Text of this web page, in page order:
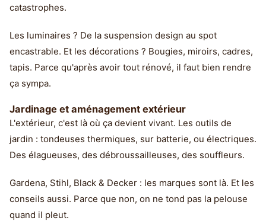
catastrophes.
Les luminaires ? De la suspension design au spot
encastrable. Et les décorations ? Bougies, miroirs, cadres,
tapis. Parce qu'après avoir tout rénové, il faut bien rendre
ça sympa.
Jardinage et aménagement extérieur
L'extérieur, c'est là où ça devient vivant. Les outils de
jardin : tondeuses thermiques, sur batterie, ou électriques.
Des élagueuses, des débroussailleuses, des souffleurs.
Gardena, Stihl, Black & Decker : les marques sont là. Et les
conseils aussi. Parce que non, on ne tond pas la pelouse
quand il pleut.